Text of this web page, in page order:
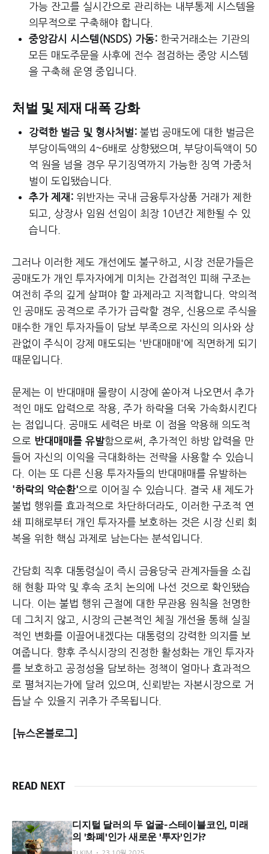
가능 잔고를 실시간으로 관리하는 내부통제 시스템을
의무적으로 구축해야 합니다.
중앙감시 시스템(NSDS) 가동: 한국거래소는 기관의
모든 매도주문을 사후에 전수 점검하는 중앙 시스템
을 구축해 운영 중입니다.
처벌 및 제재 대폭 강화
강력한 벌금 및 형사처벌: 불법 공매도에 대한 벌금은
부당이득액의 4~6배로 상향됐으며, 부당이득액이 50
억 원을 넘을 경우 무기징역까지 가능한 징역 가중처
벌이 도입됐습니다.
추가 제재: 위반자는 국내 금융투자상품 거래가 제한
되고, 상장사 임원 선임이 최장 10년간 제한될 수 있
습니다.
그러나 이러한 제도 개선에도 불구하고, 시장 전문가들은
공매도가 개인 투자자에게 미치는 간접적인 피해 구조는
여전히 주의 깊게 살펴야 할 과제라고 지적합니다. 악의적
인 공매도 공격으로 주가가 급락할 경우, 신용으로 주식을
매수한 개인 투자자들이 담보 부족으로 자신의 의사와 상
관없이 주식이 강제 매도되는 '반대매매'에 직면하게 되기
때문입니다.
문제는 이 반대매매 물량이 시장에 쏟아져 나오면서 추가
적인 매도 압력으로 작용, 주가 하락을 더욱 가속화시킨다
는 점입니다. 공매도 세력은 바로 이 점을 악용해 의도적
으로 반대매매를 유발함으로써, 추가적인 하방 압력을 만
들어 자신의 이익을 극대화하는 전략을 사용할 수 있습니
다. 이는 또 다른 신용 투자자들의 반대매매를 유발하는
'하락의 악순환'으로 이어질 수 있습니다. 결국 새 제도가
불법 행위를 효과적으로 차단하더라도, 이러한 구조적 연
쇄 피해로부터 개인 투자자를 보호하는 것은 시장 신뢰 회
복을 위한 핵심 과제로 남는다는 분석입니다.
간담회 직후 대통령실이 즉시 금융당국 관계자들을 소집
해 현황 파악 및 후속 조치 논의에 나선 것으로 확인됐습
니다. 이는 불법 행위 근절에 대한 무관용 원칙을 천명한
데 그치지 않고, 시장의 근본적인 체질 개선을 통해 실질
적인 변화를 이끌어내겠다는 대통령의 강력한 의지를 보
여줍니다. 향후 주식시장의 진정한 활성화는 개인 투자자
를 보호하고 공정성을 담보하는 정책이 얼마나 효과적으
로 펼쳐지는가에 달려 있으며, 신뢰받는 자본시장으로 거
듭날 수 있을지 귀추가 주목됩니다.
[뉴스온블로그]
READ NEXT
디지털 달러의 두 얼굴-스테이블코인, 미래
의 '화폐'인가 새로운 '투자'인가?